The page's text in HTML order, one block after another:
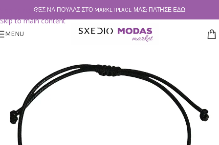
Skip to navigation
Skip to main content
ΘΕΣ ΝΑ ΠΟΥΛΆΣ ΣΤΟ MARKETPLACE ΜΑΣ; ΠΆΤΗΣΕ ΕΔΏ
MENU